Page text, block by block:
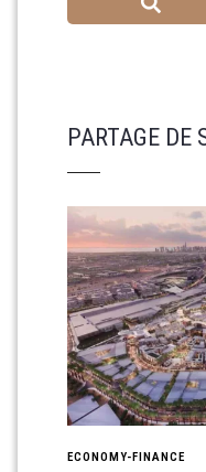
PARTAGE DE
ECONOMY-FINANCE